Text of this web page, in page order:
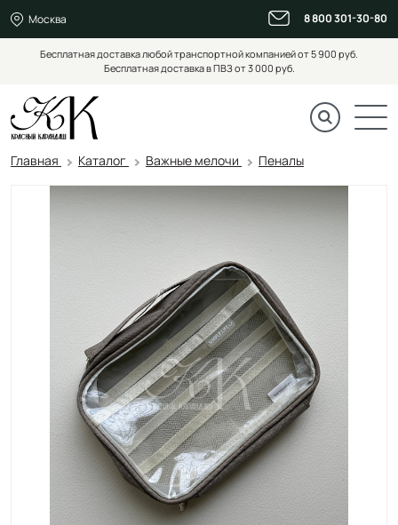
Москва 8 800 301-30-80
Бесплатная доставка любой транспортной компанией от 5 900 руб.
Бесплатная доставка в ПВЗ от 3 000 руб.
Главная Каталог Важные мелочи Пеналы